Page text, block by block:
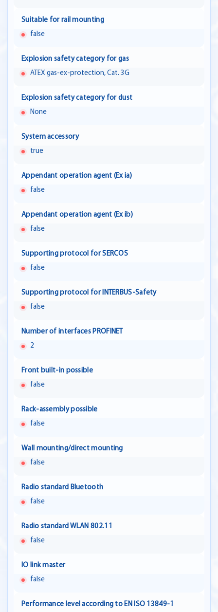
Suitable for rail mounting
false
Explosion safety category for gas
ATEX gas-ex-protection, Cat. 3G
Explosion safety category for dust
None
System accessory
true
Appendant operation agent (Ex ia)
false
Appendant operation agent (Ex ib)
false
Supporting protocol for SERCOS
false
Supporting protocol for INTERBUS-Safety
false
Number of interfaces PROFINET
2
Front built-in possible
false
Rack-assembly possible
false
Wall mounting/direct mounting
false
Radio standard Bluetooth
false
Radio standard WLAN 802.11
false
IO link master
false
Performance level according to EN ISO 13849-1